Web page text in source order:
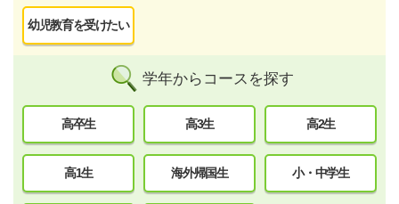
幼児教育を受けたい
学年からコースを探す
高卒生 高3生 高2生
高1生 海外帰国生 小・中学生